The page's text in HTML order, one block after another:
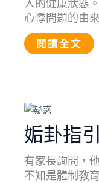
人的健康狀態
心悸問題的由
閱讀全文
姤卦指
有家長詢問，
不知是體制教